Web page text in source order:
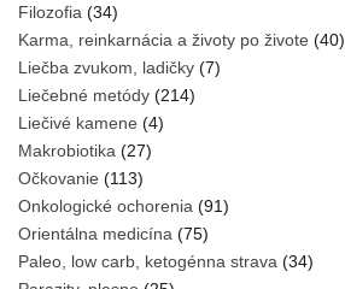
Filozofia (34)
Karma, reinkarnácia a životy po živote (40)
Liečba zvukom, ladičky (7)
Liečebné metódy (214)
Liečivé kamene (4)
Makrobiotika (27)
Očkovanie (113)
Onkologické ochorenia (91)
Orientálna medicína (75)
Paleo, low carb, ketogénna strava (34)